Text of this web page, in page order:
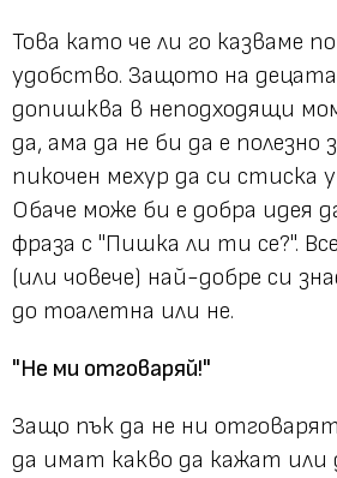
Това като че ли го казваме
удобство. Защото на
допишква в неподходящи
да, ама да не би да е полезно
пикочен мехур да си стиска
Обаче може би е добра идея
фраза с "Пишка ли ти се?".
(или човече) най-добре си
до тоалетна или не.
"Не ми отговаряй!"
Защо пък да не ни
да имат какво да кажат или